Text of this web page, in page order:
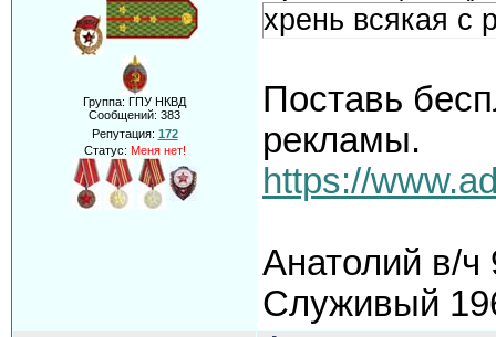
Группа: ГПУ НКВД
Сообщений: 383
Репутация: 172
Статус: Меня нет!
хрень всякая с
Поставь
рекламы.
https://
Анатолий в/ч
Служивый